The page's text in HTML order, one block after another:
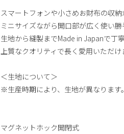
スマートフォンや小さめお財布の収納
ミニサイズながら開口部が広く使い勝
生地から縫製までMade in Japanで丁寧
上質なクオリティで長く愛用いただけ
＜生地について＞
※生産時期により、生地が異なります。
マグネットホック開閉式